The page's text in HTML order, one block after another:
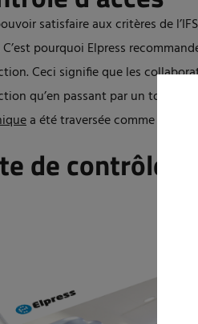
satisfaire aux critères de
C’est pourquoi Elpress
Ceci signifie que les
qu’en passant par un
a été traversée comme il
de contrôle